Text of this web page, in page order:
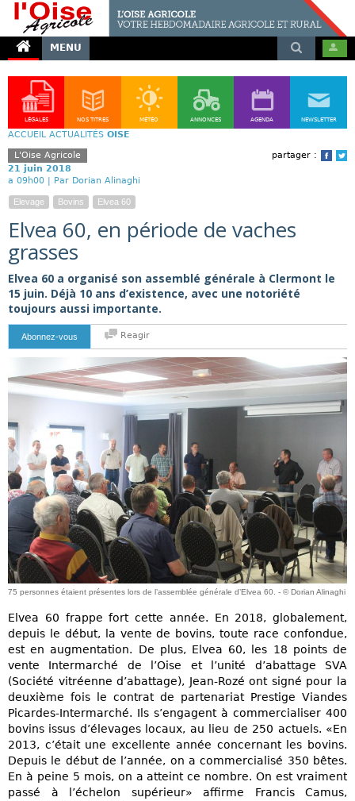
MENU
LÉGALES NOS TITRES MÉTÉO ANNONCES AGENDA NEWSLETTER
ACCUEIL ACTUALITÉS OISE
partager :
L'Oise Agricole
21 juin 2018
a 09h00 | Par Dorian Alinaghi
Elevage Bovins Elvea 60
Elvea 60, en période de vaches
grasses
Elvea 60 a organisé son assemblé générale à Clermont le
15 juin. Déjà 10 ans d’existence, avec une notoriété
toujours aussi importante.
Abonnez-vous Reagir
75 personnes étaient présentes lors de l’assemblée générale d’Elvea 60. - © Dorian Alinaghi
Elvea 60 frappe fort cette année. En 2018, globalement,
depuis le début, la vente de bovins, toute race confondue,
est en augmentation. De plus, Elvea 60, les 18 points de
vente Intermarché de l’Oise et l’unité d’abattage SVA
(Société vitréenne d’abattage), Jean-Rozé ont signé pour la
deuxième fois le contrat de partenariat Prestige Viandes
Picardes-Intermarché. Ils s’engagent à commercialiser 400
bovins issus d’élevages locaux, au lieu de 250 actuels. «En
2013, c’était une excellente année concernant les bovins.
Depuis le début de l’année, on a commercialisé 350 bêtes.
En à peine 5 mois, on a atteint ce nombre. On est vraiment
passé à l’échelon supérieur» affirme Francis Camus,